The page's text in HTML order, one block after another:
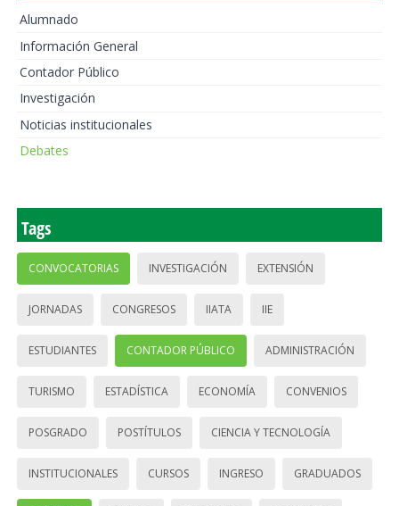
Alumnado
Información General
Contador Público
Investigación
Noticias institucionales
Debates
Tags
CONVOCATORIAS INVESTIGACIÓN EXTENSIÓN
JORNADAS CONGRESOS IIATA IIE
ESTUDIANTES CONTADOR PÚBLICO ADMINISTRACIÓN
TURISMO ESTADÍSTICA ECONOMÍA CONVENIOS
POSGRADO POSTÍTULOS CIENCIA Y TECNOLOGÍA
INSTITUCIONALES CURSOS INGRESO GRADUADOS